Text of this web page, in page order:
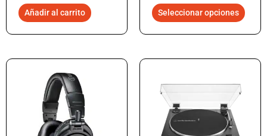
Añadir al carrito Seleccionar opciones